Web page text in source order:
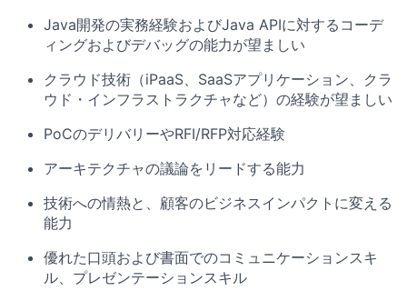
Java開発の実務経験およびJava APIに対するコーデ
ィングおよびデバッグの能力が望ましい
クラウド技術（iPaaS、SaaSアプリケーション、クラ
ウド・インフラストラクチャなど）の経験が望ましい
PoCのデリバリーやRFI/RFP対応経験
アーキテクチャの議論をリードする能力
技術への情熱と、顧客のビジネスインパクトに変える
能力
優れた口頭および書面でのコミュニケーションスキ
ル、プレゼンテーションスキル